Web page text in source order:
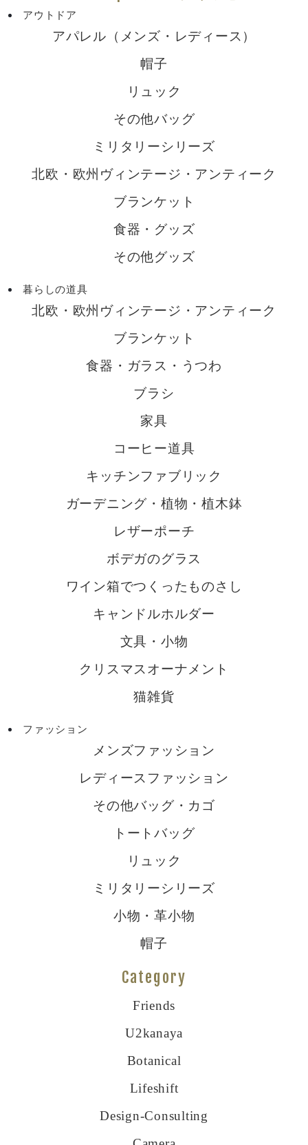
アウトドア
アパレル（メンズ・レディース）
帽子
リュック
その他バッグ
ミリタリーシリーズ
北欧・欧州ヴィンテージ・アンティーク
ブランケット
食器・グッズ
その他グッズ
暮らしの道具
北欧・欧州ヴィンテージ・アンティーク
ブランケット
食器・ガラス・うつわ
ブラシ
家具
コーヒー道具
キッチンファブリック
ガーデニング・植物・植木鉢
レザーポーチ
ボデガのグラス
ワイン箱でつくったものさし
キャンドルホルダー
文具・小物
クリスマスオーナメント
猫雑貨
ファッション
メンズファッション
レディースファッション
その他バッグ・カゴ
トートバッグ
リュック
ミリタリーシリーズ
小物・革小物
帽子
Category
Friends
U2kanaya
Botanical
Lifeshift
Design-Consulting